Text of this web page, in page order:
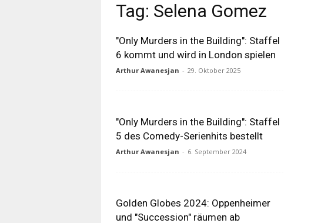
Tag: Selena Gomez
"Only Murders in the Building": Staffel
6 kommt und wird in London spielen
Arthur Awanesjan - 29. Oktober 2025
"Only Murders in the Building": Staffel
5 des Comedy-Serienhits bestellt
Arthur Awanesjan - 6. September 2024
Golden Globes 2024: Oppenheimer
und "Succession" räumen ab